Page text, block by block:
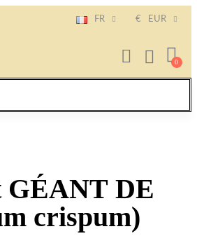
FR € EUR
GÉANT DE
crispum)